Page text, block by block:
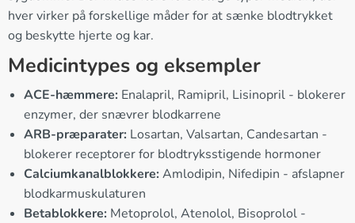
hver virker på forskellige måder for at sænke blodtrykket
og beskytte hjerte og kar.
Medicintypes og eksempler
ACE-hæmmere: Enalapril, Ramipril, Lisinopril - blokerer
enzymer, der snævrer blodkarrene
ARB-præparater: Losartan, Valsartan, Candesartan -
blokerer receptorer for blodtryksstigende hormoner
Calciumkanalblokkere: Amlodipin, Nifedipin - afslapner
blodkarmuskulaturen
Betablokkere: Metoprolol, Atenolol, Bisoprolol -